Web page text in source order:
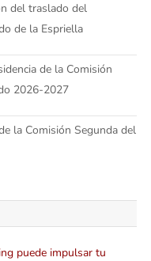
del traslado del
de la Espriella
de la Comisión
2026-2027
la Comisión Segunda del
puede impulsar tu